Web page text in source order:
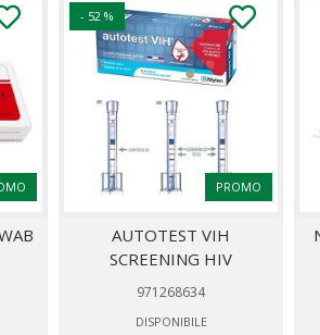
- 52 %
PROMO
AUTOTEST VIH
SCREENING HIV
971268634
DISPONIBILE